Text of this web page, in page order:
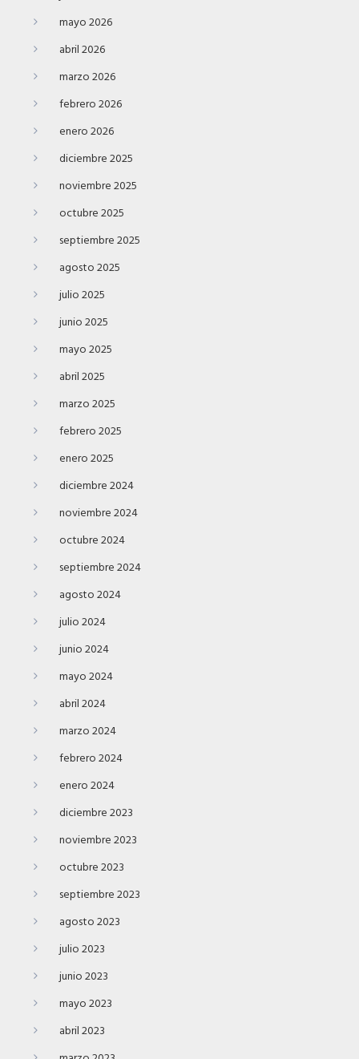
mayo 2026
abril 2026
marzo 2026
febrero 2026
enero 2026
diciembre 2025
noviembre 2025
octubre 2025
septiembre 2025
agosto 2025
julio 2025
junio 2025
mayo 2025
abril 2025
marzo 2025
febrero 2025
enero 2025
diciembre 2024
noviembre 2024
octubre 2024
septiembre 2024
agosto 2024
julio 2024
junio 2024
mayo 2024
abril 2024
marzo 2024
febrero 2024
enero 2024
diciembre 2023
noviembre 2023
octubre 2023
septiembre 2023
agosto 2023
julio 2023
junio 2023
mayo 2023
abril 2023